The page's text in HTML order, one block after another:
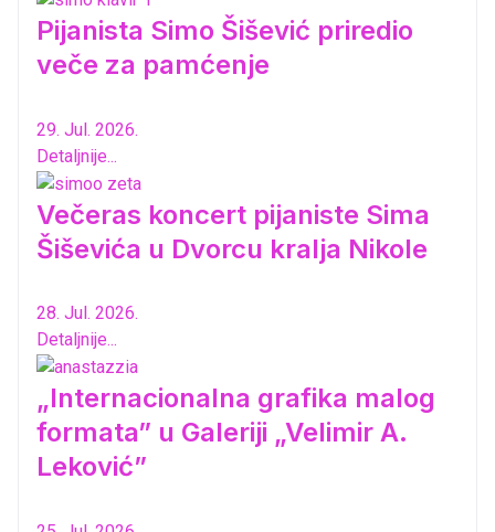
Pijanista Simo Šišević priredio
veče za pamćenje
29. Jul. 2026.
Detaljnije...
Večeras koncert pijaniste Sima
Šiševića u Dvorcu kralja Nikole
28. Jul. 2026.
Detaljnije...
„Internacionalna grafika malog
formata” u Galeriji „Velimir A.
Leković”